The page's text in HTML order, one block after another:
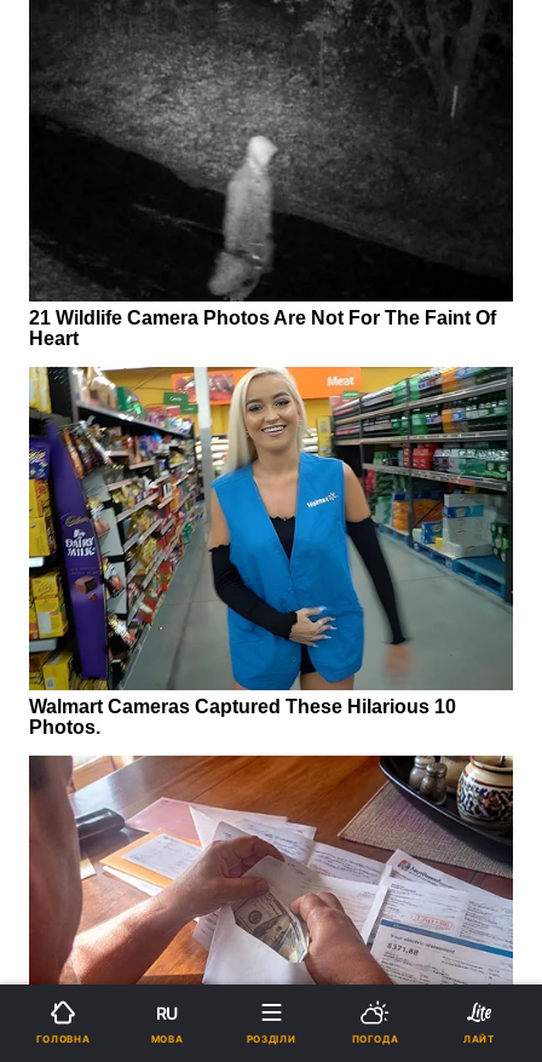
ГОЛОВНА
RU
МОВА РОЗДІЛИ ПОГОДА ЛАЙТ